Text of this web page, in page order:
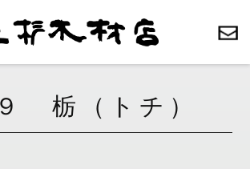
栃（トチ）